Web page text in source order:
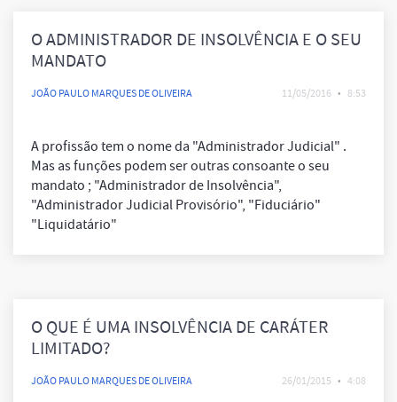
O ADMINISTRADOR DE INSOLVÊNCIA E O SEU
MANDATO
JOÃO PAULO MARQUES DE OLIVEIRA 11/05/2016 • 8:53
A profissão tem o nome da "Administrador Judicial" .
Mas as funções podem ser outras consoante o seu
mandato ; "Administrador de Insolvência",
"Administrador Judicial Provisório", "Fiduciário"
"Liquidatário"
O QUE É UMA INSOLVÊNCIA DE CARÁTER
LIMITADO?
JOÃO PAULO MARQUES DE OLIVEIRA 26/01/2015 • 4:08